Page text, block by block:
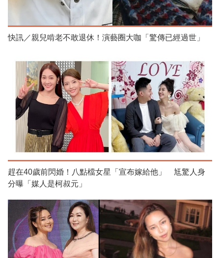
快訊／親兒啃老不敢退休！演藝圈大咖「驚傳已經過世」
趕在40歲前閃婚！八點檔女星「宣布嫁給他」 尪驚人身
分曝「媒人是柯叔元」